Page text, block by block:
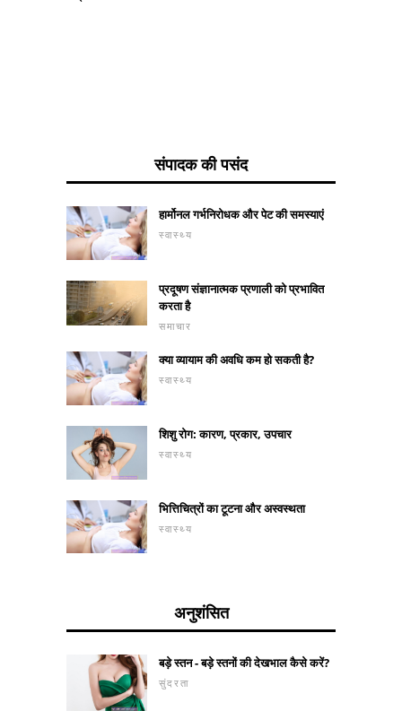
संपादक की पसंद
हार्मोनल गर्भनिरोधक और पेट की समस्याएं
स्वास्थ्य
प्रदूषण संज्ञानात्मक प्रणाली को प्रभावित
करता है
समाचार
क्या व्यायाम की अवधि कम हो सकती है?
स्वास्थ्य
शिशु रोग: कारण, प्रकार, उपचार
स्वास्थ्य
भित्तिचित्रों का टूटना और अस्वस्थता
स्वास्थ्य
अनुशंसित
बड़े स्तन - बड़े स्तनों की देखभाल कैसे करें?
सुंदरता